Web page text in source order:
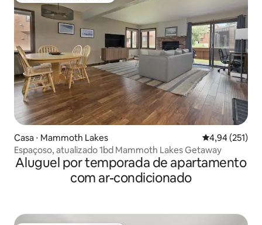
Casa ⋅ Mammoth Lakes 4,94 de uma
4,94 (251)
Espaçoso, atualizado 1bd Mammoth Lakes Getaway
Aluguel por temporada de apartamento
com ar-condicionado